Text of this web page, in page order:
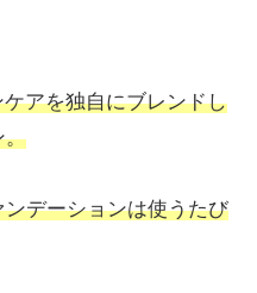
アを独自にブレンドし
。
デーションは使うたび